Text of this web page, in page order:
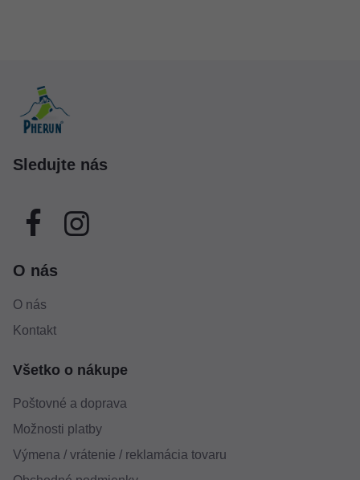
Sledujte nás
O nás
O nás
Kontakt
Všetko o nákupe
Poštovné a doprava
Možnosti platby
Výmena / vrátenie / reklamácia tovaru